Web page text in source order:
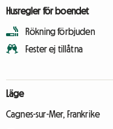
Husregler för boendet
Rökning förbjuden
Fester ej tillåtna
Läge
Cagnes-sur-Mer, Frankrike